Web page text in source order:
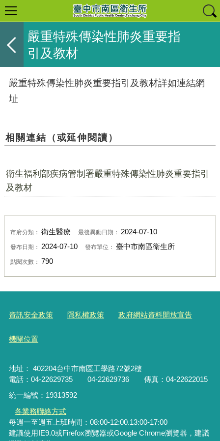
嚴重特殊傳染性肺炎重要指
引及教材
嚴重特殊傳染性肺炎重要指引及教材詳如連結網
址
相關連結（或延伸閱讀）
衛生福利部疾病管制署嚴重特殊傳染性肺炎重要指引
及教材
市府分類： 衛生醫療 最後異動日期： 2024-07-10
發布日期： 2024-07-10 發布單位： 臺中市南區衛生所
點閱次數： 790
資訊安全政策 隱私權政策 政府網站資料開放宣告
機關位置
地址： 402204台中市南區工學路72號2樓
電話：04-22629735 04-22629736 傳真：04-22622015
統一編號：19313592
各業務聯絡方式
每週一至週五上班時間：08:00-12:00.13:00-17:00
建議使用IE9.0或Firefox瀏覽器或Google Chrome瀏覽器，建議